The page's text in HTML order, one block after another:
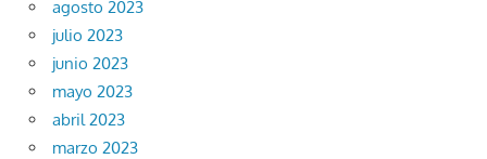
agosto 2023
julio 2023
junio 2023
mayo 2023
abril 2023
marzo 2023